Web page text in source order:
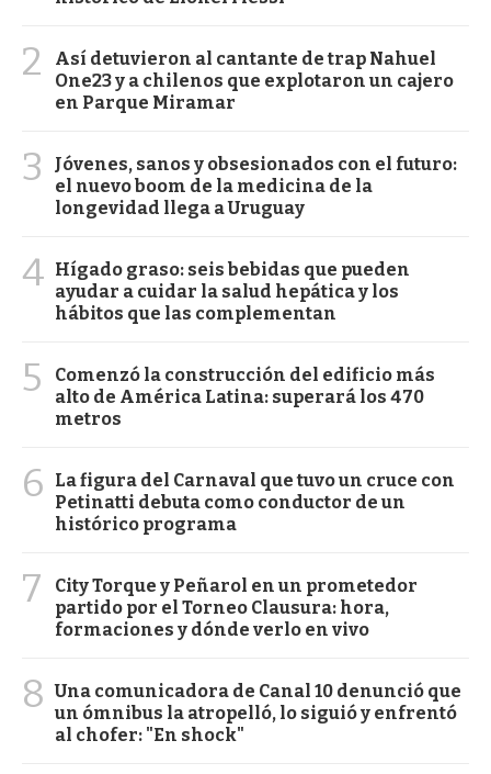
2
Así detuvieron al cantante de trap Nahuel
One23 y a chilenos que explotaron un cajero
en Parque Miramar
3
Jóvenes, sanos y obsesionados con el futuro:
el nuevo boom de la medicina de la
longevidad llega a Uruguay
4 Hígado graso: seis bebidas que pueden
ayudar a cuidar la salud hepática y los
hábitos que las complementan
5
Comenzó la construcción del edificio más
alto de América Latina: superará los 470
metros
6
La figura del Carnaval que tuvo un cruce con
Petinatti debuta como conductor de un
histórico programa
7
City Torque y Peñarol en un prometedor
partido por el Torneo Clausura: hora,
formaciones y dónde verlo en vivo
8 Una comunicadora de Canal 10 denunció que
un ómnibus la atropelló, lo siguió y enfrentó
al chofer: "En shock"